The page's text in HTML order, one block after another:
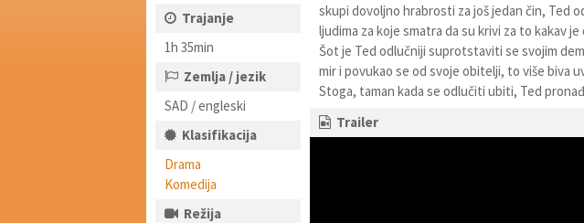
Trajanje
1h 35min
Zemlja / jezik
SAD / engleski
Klasifikacija
Drama
Komedija
Režija
skupi dovoljno hrabrosti za još jedan čin, Ted
ljudima za koje smatra da su krivi za to kakav
Šot je Ted odlučniji suprotstaviti se svojim
mir i povukao se od svoje obitelji, to više biva
Stoga, taman kada se odlučiti ubiti, Ted
Trailer